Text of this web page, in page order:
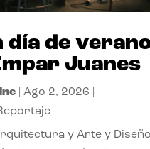
día de
Juanes
| Ago 2, 2026
y Arte y